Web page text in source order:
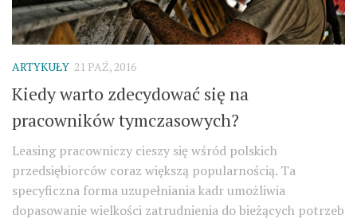
ARTYKUŁY 21 PAŹ, 2016
Kiedy warto zdecydować się na
pracowników tymczasowych?
Leasing pracowniczy cieszy się wśród polskich
przedsiębiorców coraz większą popularnością. Ta
specyficzna forma uzupełniania kadr umożliwia
dopasowanie wielkości zatrudnienia do bieżących potrzeb